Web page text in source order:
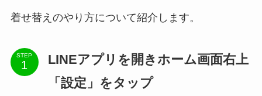
着せ替えのやり方について紹介します。
STEP
LINEアプリを開きホーム画面右上
「設定」をタップ